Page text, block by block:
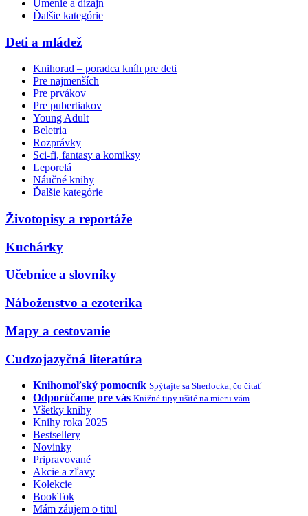
Umenie a dizajn
Ďalšie kategórie
Deti a mládež
Knihorad – poradca kníh pre deti
Pre najmenších
Pre prvákov
Pre pubertiakov
Young Adult
Beletria
Rozprávky
Sci-fi, fantasy a komiksy
Leporelá
Náučné knihy
Ďalšie kategórie
Životopisy a reportáže
Kuchárky
Učebnice a slovníky
Náboženstvo a ezoterika
Mapy a cestovanie
Cudzojazyčná literatúra
Knihomoľský pomocník Spýtajte sa Sherlocka, čo čítať
Odporúčame pre vás Knižné tipy ušité na mieru vám
Všetky knihy
Knihy roka 2025
Bestsellery
Novinky
Pripravované
Akcie a zľavy
Kolekcie
BookTok
Mám záujem o titul